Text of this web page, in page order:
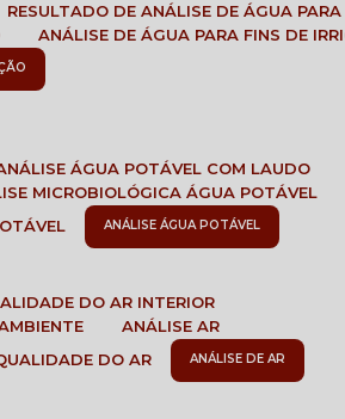
RESULTADO DE ANÁLISE DE ÁGUA
ANÁLISE DE ÁGUA PARA FINS DE
ANÁLISE ÁGUA POTÁVEL COM LAUDO
MICROBIOLÓGICA ÁGUA POTÁVEL
ANÁLISE ÁGUA POTÁVEL
DO AR INTERIOR
ANÁLISE AR
DO AR ANÁLISE DE AR